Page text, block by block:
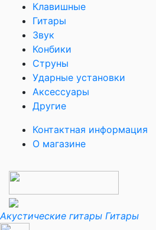
Клавишные
Гитары
Звук
Конбики
Струны
Ударные установки
Аксессуары
Другие
Контактная информация
О магазине
Акустические гитары Гитары